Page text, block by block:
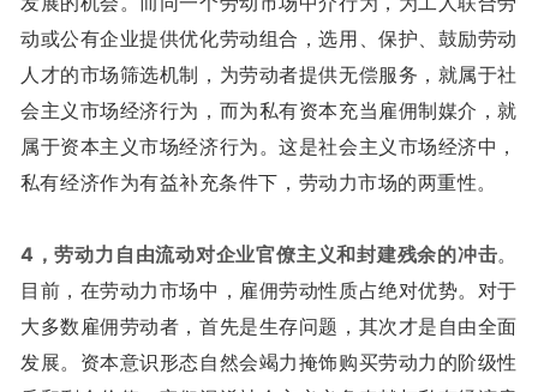
动或公有企业提供优化劳动组合，选用、保护、鼓励劳动
人才的市场筛选机制，为劳动者提供无偿服务，就属于社
会主义市场经济行为，而为私有资本充当雇佣制媒介，就
属于资本主义市场经济行为。这是社会主义市场经济中，
私有经济作为有益补充条件下，劳动力市场的两重性。
4，劳动力自由流动对企业官僚主义和封建残余的冲击。
目前，在劳动力市场中，雇佣劳动性质占绝对优势。对于
大多数雇佣劳动者，首先是生存问题，其次才是自由全面
发展。资本意识形态自然会竭力掩饰购买劳动力的阶级性